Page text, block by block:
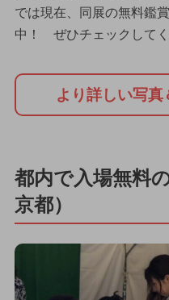
では現在、同展の無料鑑
中！ ぜひチェックしてく
より詳しい写真
都内で入場無料
京都）